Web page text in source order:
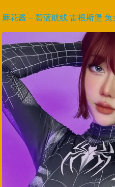
麻花酱 – 碧蓝航线 雷根斯堡